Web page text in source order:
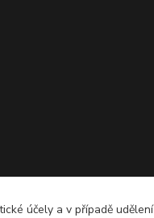
účely a v případě